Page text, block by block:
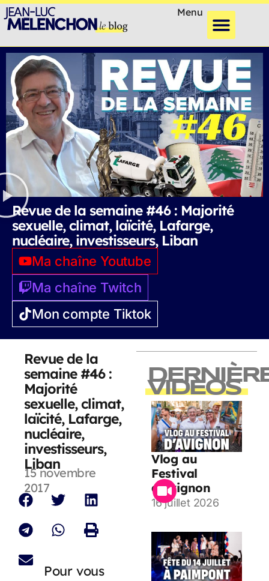
Menu
Revue de la semaine #46 : Majorité
sexuelle, climat, laïcité, Lafarge,
nucléaire, investisseurs, Liban
Ma chaîne Youtube
Ma chaîne Twitch
Mon compte Tiktok
Revue de la
semaine #46 :
Majorité
sexuelle, climat,
laïcité, Lafarge,
nucléaire,
investisseurs,
Liban
15 novembre
2017
Pour vous
VIDEOS
Vlog au
Festival
d’Avignon
16 juillet 2026